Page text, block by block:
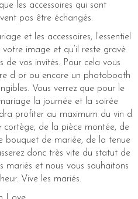
les accessoires qui sont
pas être échangés.
et les accessoires, l’essentiel
image et qu’il reste gravé
de vos invités. Pour cela vous
d or ou encore un photobooth
Vous verrez que pour le
la journée et la soirée
profiter au maximum du vin d
cortège, de la pièce montée, de
bouquet de mariée, de la tenue
donc très vite du statut de
mariés et nous vous souhaitons
Vive les mariés.